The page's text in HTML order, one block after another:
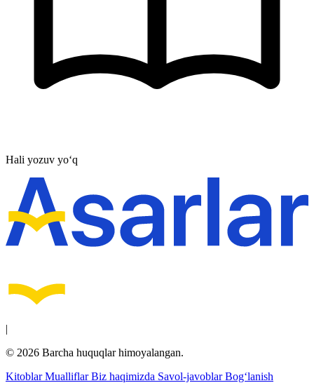
Hali yozuv yo‘q
|
© 2026 Barcha huquqlar himoyalangan.
KitoblarMualliflarBiz haqimizda Savol-javoblarBog‘lanish